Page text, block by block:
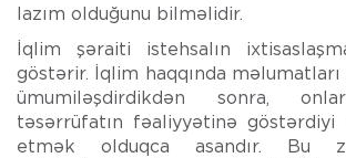
lazım olduğunu bilməlidir.
İqlim şəraiti istehsalın
göstərir. İqlim haqqında
ümumiləşdirdikdən sonra,
təsərrüfatın fəaliyyətinə göstərdiyi
etmək olduqca asandır. Bu